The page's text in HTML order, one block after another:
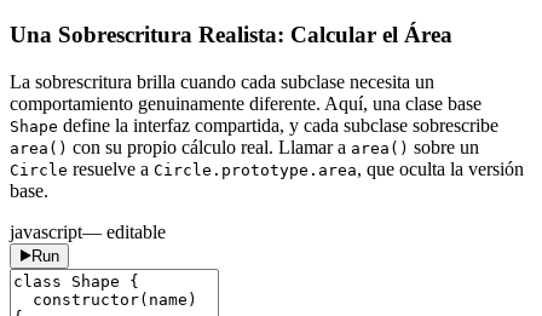
Una Sobrescritura Realista: Calcular el Área
La sobrescritura brilla cuando cada subclase necesita un
comportamiento genuinamente diferente. Aquí, una clase base
Shape define la interfaz compartida, y cada subclase sobrescribe
area() con su propio cálculo real. Llamar a area() sobre un
Circle resuelve a Circle.prototype.area, que oculta la versión
base.
javascript— editable
Run